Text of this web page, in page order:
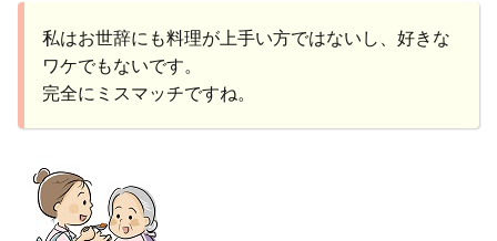
私はお世辞にも料理が上手い方ではないし、好きな
ワケでもないです。
完全にミスマッチですね。